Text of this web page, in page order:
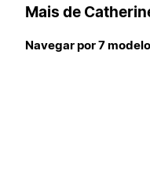
Mais de
Navegar por 7